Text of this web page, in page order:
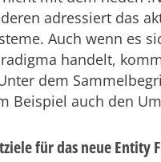
adressiert das
Auch wenn es
handelt,
dem
Beispiel auch den
für das neue Entity